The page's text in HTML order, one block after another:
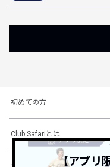
初めての方
Club Safariとは
【アプリ